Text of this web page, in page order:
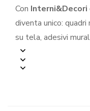
Con Interni&Decori
diventa unico:
su tela, adesivi